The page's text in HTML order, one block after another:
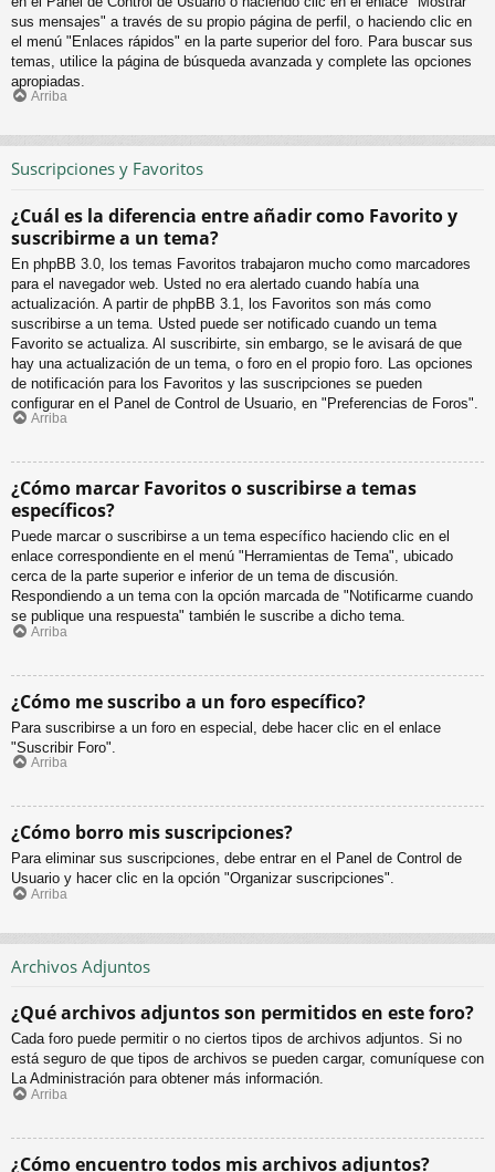
sus mensajes" a través de su propio página de perfil, o haciendo clic en
el menú "Enlaces rápidos" en la parte superior del foro. Para buscar sus
temas, utilice la página de búsqueda avanzada y complete las opciones
apropiadas.
Arriba
Suscripciones y Favoritos
¿Cuál es la diferencia entre añadir como Favorito y
suscribirme a un tema?
En phpBB 3.0, los temas Favoritos trabajaron mucho como marcadores
para el navegador web. Usted no era alertado cuando había una
actualización. A partir de phpBB 3.1, los Favoritos son más como
suscribirse a un tema. Usted puede ser notificado cuando un tema
Favorito se actualiza. Al suscribirte, sin embargo, se le avisará de que
hay una actualización de un tema, o foro en el propio foro. Las opciones
de notificación para los Favoritos y las suscripciones se pueden
configurar en el Panel de Control de Usuario, en "Preferencias de Foros".
Arriba
¿Cómo marcar Favoritos o suscribirse a temas
específicos?
Puede marcar o suscribirse a un tema específico haciendo clic en el
enlace correspondiente en el menú "Herramientas de Tema", ubicado
cerca de la parte superior e inferior de un tema de discusión.
Respondiendo a un tema con la opción marcada de "Notificarme cuando
se publique una respuesta" también le suscribe a dicho tema.
Arriba
¿Cómo me suscribo a un foro específico?
Para suscribirse a un foro en especial, debe hacer clic en el enlace
"Suscribir Foro".
Arriba
¿Cómo borro mis suscripciones?
Para eliminar sus suscripciones, debe entrar en el Panel de Control de
Usuario y hacer clic en la opción "Organizar suscripciones".
Arriba
Archivos Adjuntos
¿Qué archivos adjuntos son permitidos en este foro?
Cada foro puede permitir o no ciertos tipos de archivos adjuntos. Si no
está seguro de que tipos de archivos se pueden cargar, comuníquese con
La Administración para obtener más información.
Arriba
¿Cómo encuentro todos mis archivos adjuntos?